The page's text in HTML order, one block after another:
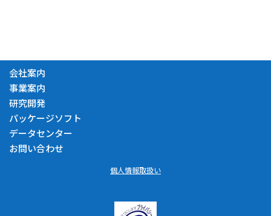
会社案内
事業案内
研究開発
パッケージソフト
データセンター
お問い合わせ
個人情報取扱い